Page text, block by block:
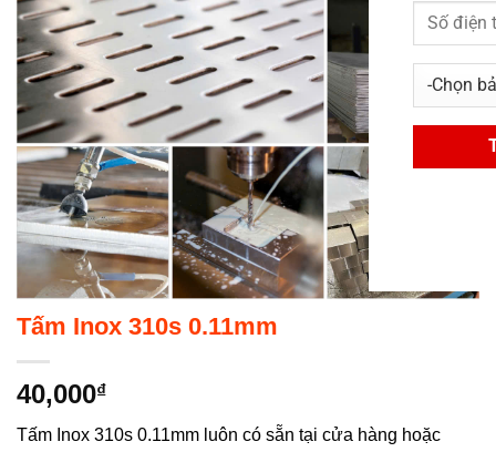
Tấm Inox 310s 0.11mm
40,000₫
Tấm Inox 310s 0.11mm luôn có sẵn tại cửa hàng hoặc